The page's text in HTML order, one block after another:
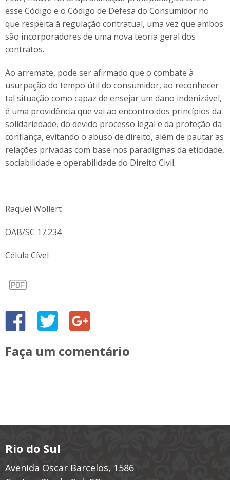
esse Código e o Código de Defesa do Consumidor no
que respeita à regulação contratual, uma vez que ambos
são incorporadores de uma nova teoria geral dos
contratos.
Ao arremate, pode ser afirmado que o combate à
usurpação do tempo útil do consumidor, ao reconhecer
tal situação como capaz de ensejar um dano indenizável,
é uma providência que vai ao encontro dos princípios da
solidariedade, do devido processo legal e da proteção da
confiança, evitando o abuso de direito, além de pautar as
relações privadas com base nos paradigmas da eticidade,
sociabilidade e operabilidade do Direito Civil.
Raquel Wollert
OAB/SC 17.234
Célula Cível
Faça um comentário
Rio do Sul
Avenida Oscar Barcelos, 1586